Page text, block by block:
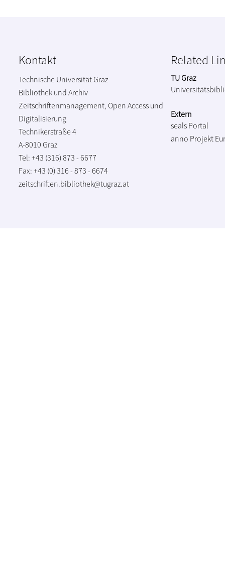
Kontakt
Technische Universität Graz
Bibliothek und Archiv
Zeitschriftenmanagement, Open Access und
Digitalisierung
Technikerstraße 4
A-8010 Graz
Tel: +43 (316) 873 - 6677
Fax: +43 (0) 316 - 873 - 6674
zeitschriften.bibliothek@tugraz.at
Related
TU Graz
Extern
seals Portal
anno Projekt